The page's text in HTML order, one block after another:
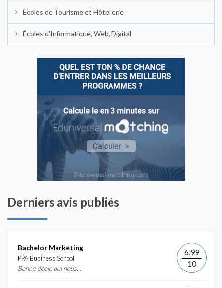
Écoles de Tourisme et Hôtellerie
Écoles d'Informatique, Web, Digital
Derniers avis publiés
Bachelor Marketing
PPA Business School
Bonne école qui nous...
6.99
10